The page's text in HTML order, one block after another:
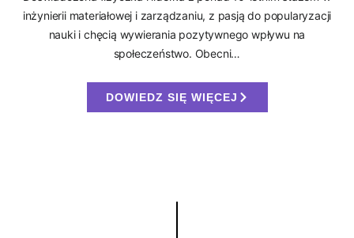
inżynierii materiałowej i zarządzaniu, z pasją do popularyzacji
nauki i chęcią wywierania pozytywnego wpływu na
społeczeństwo. Obecni…
DOWIEDZ SIĘ WIĘCEJ